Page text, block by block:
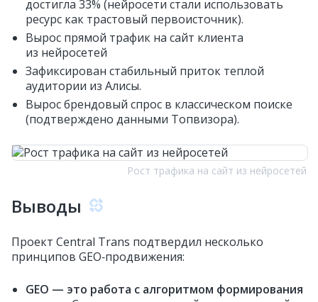
достигла 33% (нейросети стали использовать
ресурс как трастовый первоисточник).
Вырос прямой трафик на сайт клиента
из нейросетей
Зафиксирован стабильный приток теплой
аудитории из Алисы.
Вырос брендовый спрос в классическом поиске
(подтверждено данными Топвизора).
Рост трафика на сайт из нейросетей
Выводы
Проект Central Trans подтвердил несколько
принципов GEO‑продвижения:
GEO — это работа с алгоритмом формирования